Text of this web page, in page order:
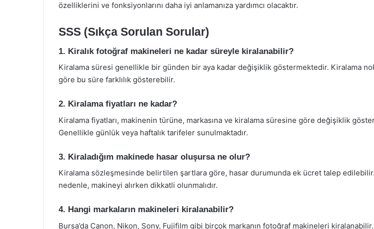
özelliklerini ve fonksiyonlarını daha iyi anlamanıza yardımcı olacaktır.
SSS (Sıkça Sorulan Sorular)
1. Kiralık fotoğraf makineleri ne kadar süreyle kiralanabilir?
Kiralama süresi genellikle bir günden bir aya kadar değişiklik göstermektedir. Kiralama
göre bu süre farklılık gösterebilir.
2. Kiralama fiyatları ne kadar?
Kiralama fiyatları, makinenin türüne, markasına ve kiralama süresine göre değişiklik
Genellikle günlük veya haftalık tarifeler sunulmaktadır.
3. Kiraladığım makinede hasar oluşursa ne olur?
Kiralama sözleşmesinde belirtilen şartlara göre, hasar durumunda ek ücret talep
nedenle, makineyi alırken dikkatli olunmalıdır.
4. Hangi markaların makineleri kiralanabilir?
Bursa’da Canon, Nikon, Sony, Fujifilm gibi birçok markanın fotoğraf makineleri kiralanabilir.